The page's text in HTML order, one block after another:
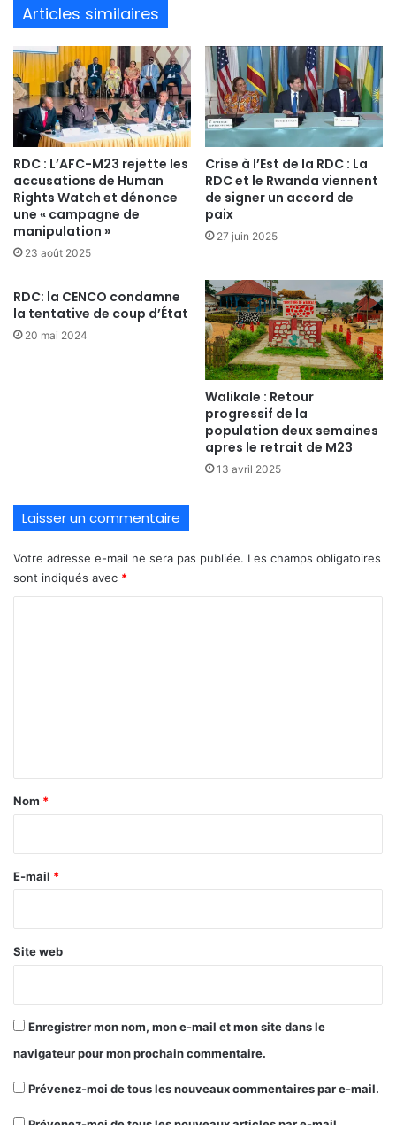
Articles similaires
RDC : L’AFC-M23 rejette les
accusations de Human
Rights Watch et dénonce
une « campagne de
manipulation »
23 août 2025
Crise à l’Est de la RDC : La
RDC et le Rwanda viennent
de signer un accord de
paix
27 juin 2025
RDC: la CENCO condamne
la tentative de coup d’État
20 mai 2024
Walikale : Retour
progressif de la
population deux semaines
apres le retrait de M23
13 avril 2025
Laisser un commentaire
Votre adresse e-mail ne sera pas publiée. Les champs obligatoires
sont indiqués avec *
a
e
Nom *
E-mail *
Site web
Enregistrer mon nom, mon e-mail et mon site dans le
navigateur pour mon prochain commentaire.
Prévenez-moi de tous les nouveaux commentaires par e-mail.